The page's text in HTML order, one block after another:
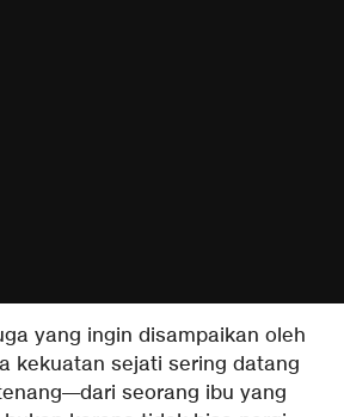
yang ingin disampaikan oleh
kekuatan sejati sering datang
seorang ibu yang